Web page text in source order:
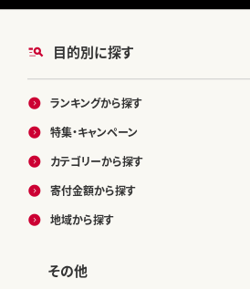
目的別に探す
ランキングから探す
特集・キャンペーン
カテゴリーから探す
寄付金額から探す
地域から探す
その他